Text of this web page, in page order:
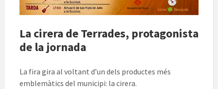
La cirera de Terrades, protagonista
de la jornada
La fira gira al voltant d’un dels productes més
emblemàtics del municipi: la cirera.